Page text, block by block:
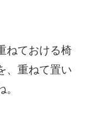
ねておける椅
、重ねて置い